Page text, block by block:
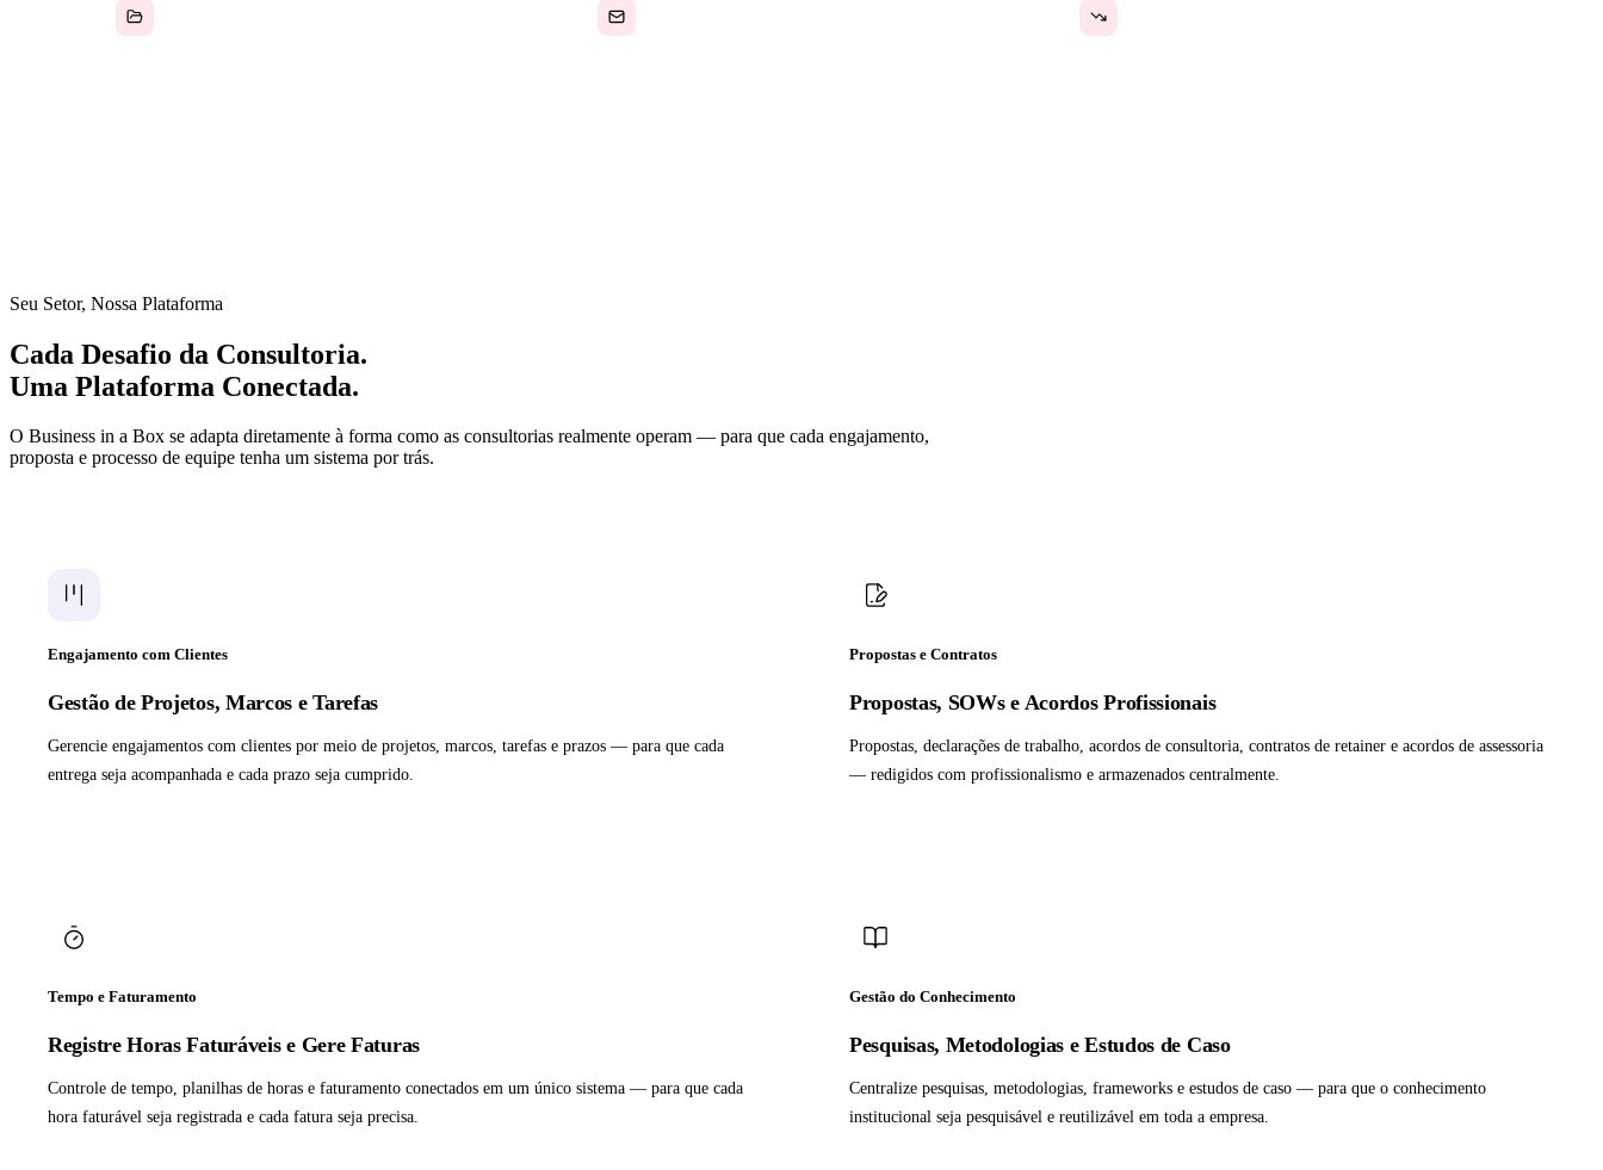
Seu Setor, Nossa Plataforma
Cada Desafio da Consultoria.
Uma Plataforma Conectada.
O Business in a Box se adapta diretamente à forma como as consultorias realmente operam — para que cada engajamento,
proposta e processo de equipe tenha um sistema por trás.
Engajamento com Clientes
Gestão de Projetos, Marcos e Tarefas
Gerencie engajamentos com clientes por meio de projetos, marcos, tarefas e prazos — para que cada
entrega seja acompanhada e cada prazo seja cumprido.
Propostas e Contratos
Propostas, SOWs e Acordos Profissionais
Propostas, declarações de trabalho, acordos de consultoria, contratos de retainer e acordos de assessoria
— redigidos com profissionalismo e armazenados centralmente.
Tempo e Faturamento
Registre Horas Faturáveis e Gere Faturas
Controle de tempo, planilhas de horas e faturamento conectados em um único sistema — para que cada
hora faturável seja registrada e cada fatura seja precisa.
Gestão do Conhecimento
Pesquisas, Metodologias e Estudos de Caso
Centralize pesquisas, metodologias, frameworks e estudos de caso — para que o conhecimento
institucional seja pesquisável e reutilizável em toda a empresa.